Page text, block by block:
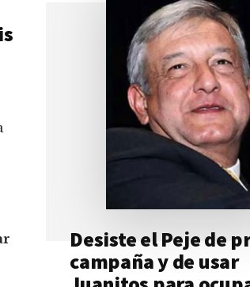
Desiste el Peje de
campaña y de usar